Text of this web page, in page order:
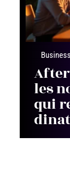
Business
les
qui